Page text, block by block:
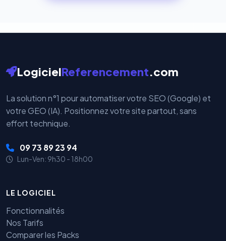
LogicielReferencement.com
La solution n°1 pour automatiser votre SEO (Google) et
votre GEO (IA). Positionnez votre site partout, sans
effort technique.
09 73 89 23 94
Lun-Ven: 9h30 - 18h00
LE LOGICIEL
Fonctionnalités
Nos Tarifs
Comparer les Packs